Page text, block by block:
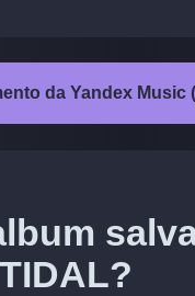
da Yandex